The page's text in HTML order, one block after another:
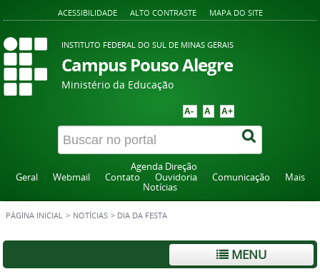
ACESSIBILIDADE ALTO CONTRASTE MAPA DO SITE
INSTITUTO FEDERAL DO SUL DE MINAS GERAIS
Campus Pouso Alegre
Ministério da Educação
A- A A+
Agenda Direção
Geral
Webmail Contato Ouvidoria Comunicação
Mais
Notícias
PÁGINA INICIAL > NOTÍCIAS > DIA DA FESTA
MENU